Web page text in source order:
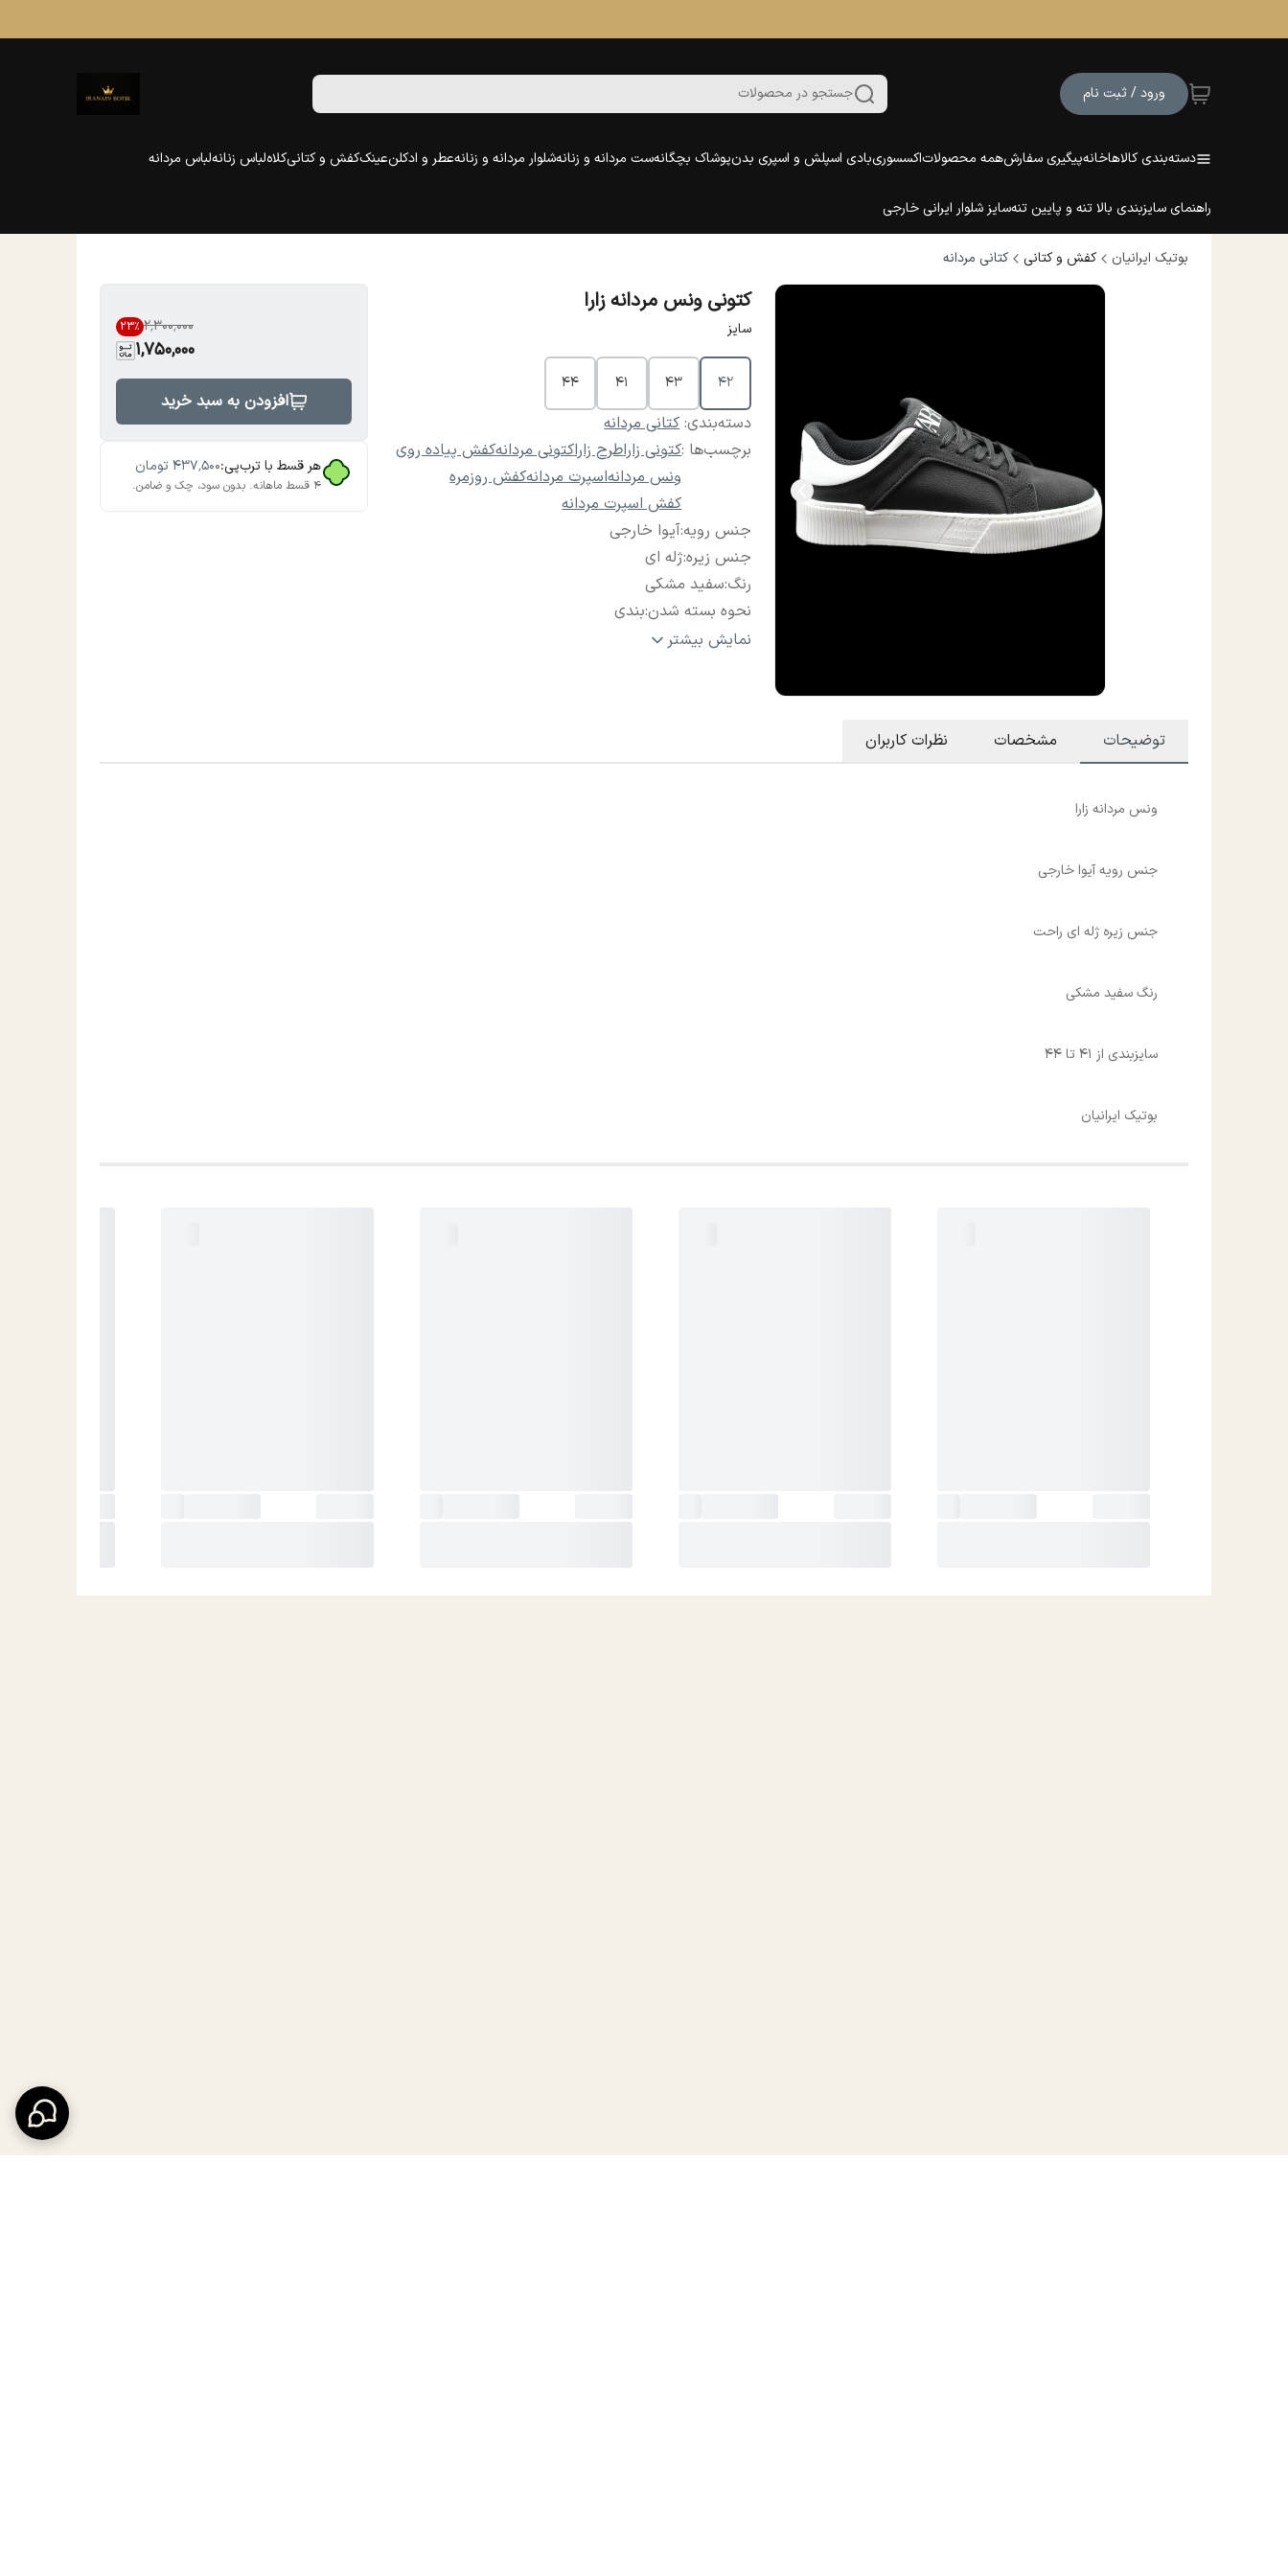
ورود / ثبت نام جستجو در محصولات
دسته‌بندی کالاهاخانهپیگیری سفارشهمه محصولاتاکسسوریبادی اسپلش و اسپری بدنپوشاک بچگانهست مردانه و زنانهشلوار مردانه و زنانهعطر و ادکلنعینککفش و کتانیکلاهلباس زنانهلباس مردانه
راهنمای سایزبندی بالا تنه و پایین تنهسایز شلوار ایرانی خارجی
بوتیک ایرانیان کفش و کتانی کتانی مردانه
کتونی ونس مردانه زارا
سایز
42
43
41
44
دسته‌بندی:کتانی مردانه
برچسب‌ها :کتونی زاراطرح زاراکتونی مردانهکفش پیاده روی
ونس مردانهاسپرت مردانهکفش روزمره
کفش اسپرت مردانه
جنس رویه:آیوا خارجی
جنس زیره:ژله ای
رنگ:سفید مشکی
نحوه بسته شدن:بندی
سایز:41 تا 44
نمایش بیشتر
۲٬۳۰۰٬۰۰۰ 23%
1,750,000
افزودن به سبد خرید
هر قسط با ترب‌پی:۴۳۷٬۵۰۰تومان
۴ قسط ماهانه. بدون سود، چک و ضامن.
توضیحات مشخصات نظرات کاربران
ونس مردانه زارا
جنس رویه آیوا خارجی
جنس زیره ژله ای راحت
رنگ سفید مشکی
سایزبندی از 41 تا 44
بوتیک ایرانیان